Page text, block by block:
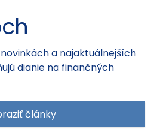
a najaktuálnejších
dianie na finančných
články